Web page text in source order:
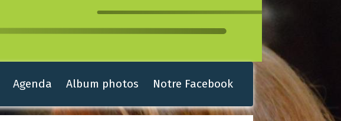
Agenda Album photos Notre Facebook